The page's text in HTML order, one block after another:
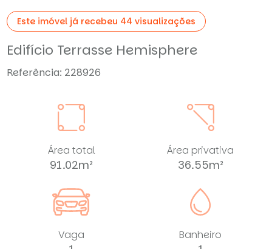
Este imóvel já recebeu 44 visualizações
Edifício Terrasse Hemisphere
Referência: 228926
Área total
91.02m²
Área privativa
36.55m²
Vaga Banheiro